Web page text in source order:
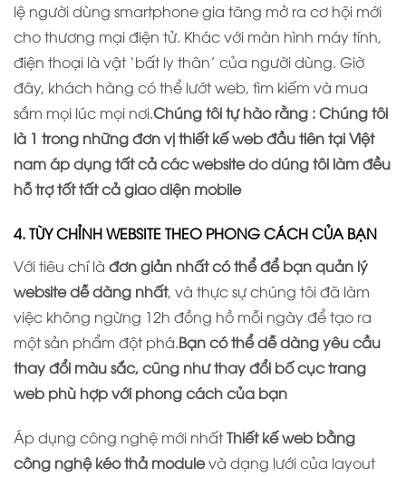
lệ người dùng smartphone gia tăng mở ra cơ hội mới
cho thương mại điện tử. Khác với màn hình máy tính,
điện thoại là vật ‘bất ly thân’ của người dùng. Giờ
đây, khách hàng có thể lướt web, tìm kiếm và mua
sắm mọi lúc mọi nơi.Chúng tôi tự hào rằng : Chúng tôi
là 1 trong những đơn vị thiết kế web đầu tiên tại Việt
nam áp dụng tất cả các website do dúng tôi làm đều
hỗ trợ tốt tất cả giao diện mobile
4. TÙY CHỈNH WEBSITE THEO PHONG CÁCH CỦA BẠN
Với tiêu chí là đơn giản nhất có thể để bạn quản lý
website dễ dàng nhất, và thực sự chúng tôi đã làm
việc không ngừng 12h đồng hồ mỗi ngày để tạo ra
một sản phẩm đột phá.Bạn có thể dễ dàng yêu cầu
thay đổi màu sắc, cũng như thay đổi bố cục trang
web phù hợp với phong cách của bạn
Áp dụng công nghệ mới nhấtThiết kế web bằng
công nghệ kéo thả modulevà dạng lưới của layout